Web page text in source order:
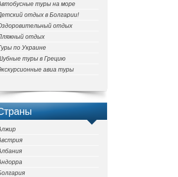
туры на море
отдых в Болгарии!
отдых
отдых
по Украине
туры в Грецию
авиа туры